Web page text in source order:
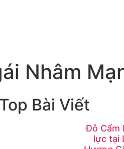
Nhâm
Top Bài Viết
Đỗ Cẩm
lực tại